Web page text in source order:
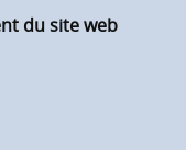
du site web